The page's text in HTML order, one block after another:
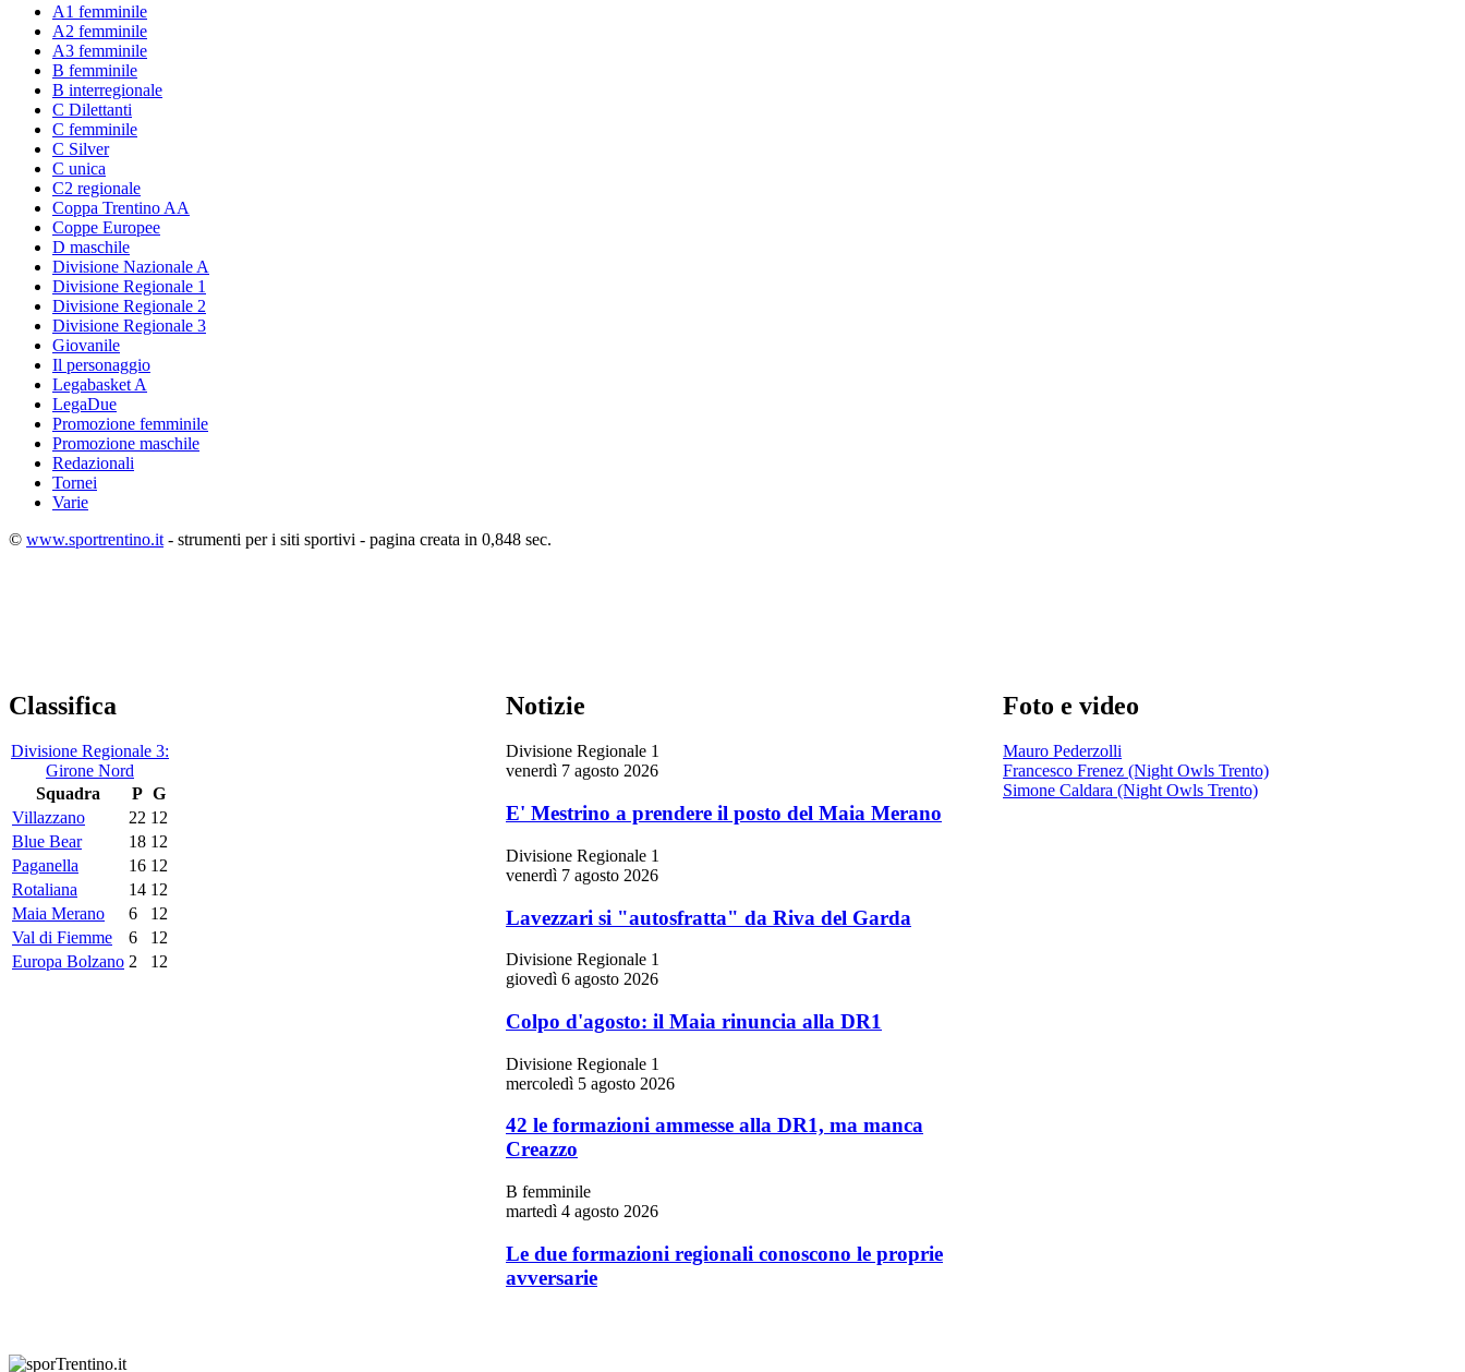
A1 femminile
A2 femminile
A3 femminile
B femminile
B interregionale
C Dilettanti
C femminile
C Silver
C unica
C2 regionale
Coppa Trentino AA
Coppe Europee
D maschile
Divisione Nazionale A
Divisione Regionale 1
Divisione Regionale 2
Divisione Regionale 3
Giovanile
Il personaggio
Legabasket A
LegaDue
Promozione femminile
Promozione maschile
Redazionali
Tornei
Varie
© www.sportrentino.it - strumenti per i siti sportivi - pagina creata in 0,848 sec.
Classifica
Divisione Regionale 3:
Girone Nord
Squadra
P G
Villazzano
22 12
Blue Bear
18 12
Paganella
16 12
Rotaliana
14 12
Maia Merano
6
12
Val di Fiemme
6
12
Europa Bolzano 2 12
Notizie
Divisione Regionale 1
venerdì 7 agosto 2026
E' Mestrino a prendere il posto del Maia Merano
Divisione Regionale 1
venerdì 7 agosto 2026
Lavezzari si "autosfratta" da Riva del Garda
Divisione Regionale 1
giovedì 6 agosto 2026
Colpo d'agosto: il Maia rinuncia alla DR1
Divisione Regionale 1
mercoledì 5 agosto 2026
42 le formazioni ammesse alla DR1, ma manca
Creazzo
B femminile
martedì 4 agosto 2026
Le due formazioni regionali conoscono le proprie
avversarie
Foto e video
Mauro Pederzolli
Francesco Frenez (Night Owls Trento)
Simone Caldara (Night Owls Trento)